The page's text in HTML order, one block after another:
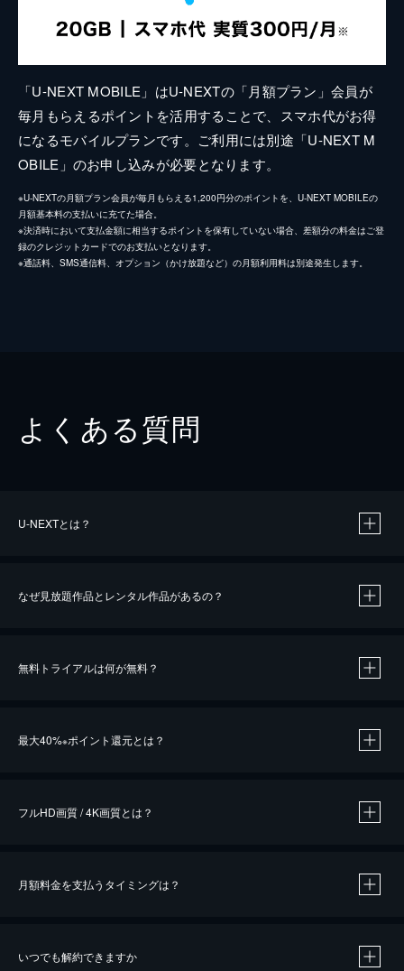
「U-NEXT MOBILE」はU-NEXTの「月額プラン」会員が
毎月もらえるポイントを活用することで、スマホ代がお得
になるモバイルプランです。ご利用には別途「U-NEXT M
OBILE」のお申し込みが必要となります。
※U-NEXTの月額プラン会員が毎月もらえる1,200円分のポイントを、U-NEXT MOBILEの
月額基本料の支払いに充てた場合。
※決済時において支払金額に相当するポイントを保有していない場合、差額分の料金はご登
録のクレジットカードでのお支払いとなります。
※通話料、SMS通信料、オプション（かけ放題など）の月額利用料は別途発生します。
よくある質問
U-NEXTとは？
なぜ見放題作品とレンタル作品があるの？
無料トライアルは何が無料？
最大40%※ポイント還元とは？
※40％ポイント還元の対象は、クレジットカード決済による作品の購入 / レンタルです。
iOSアプリのUコイン決済による作品の購入 / レンタルは、20％のポイント還元です。
フルHD画質 / 4K画質とは？
月額料金を支払うタイミングは？
いつでも解約できますか